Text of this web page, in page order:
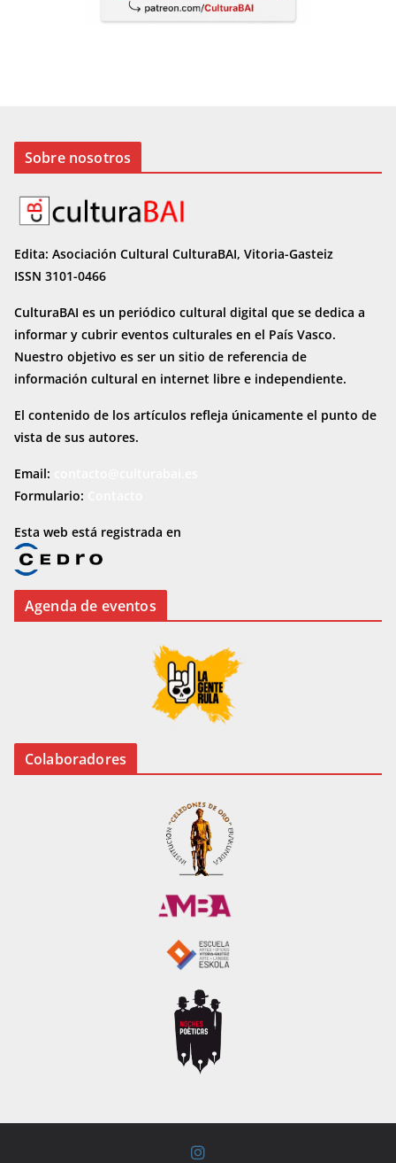
Sobre nosotros
Edita: Asociación Cultural CulturaBAI, Vitoria-Gasteiz
ISSN 3101-0466
CulturaBAI es un periódico cultural digital que se dedica a
informar y cubrir eventos culturales en el País Vasco.
Nuestro objetivo es ser un sitio de referencia de
información cultural en internet libre e independiente.
El contenido de los artículos refleja únicamente el punto de
vista de sus autores.
Email:
Formulario:
Esta web está registrada en
Agenda de eventos
Colaboradores